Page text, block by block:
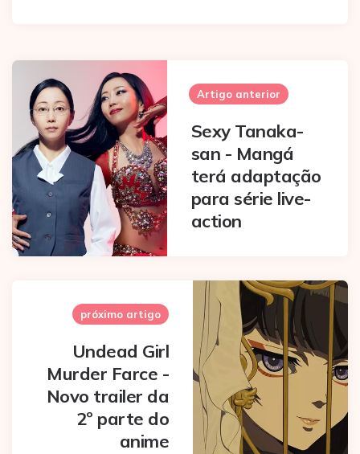
Post
navigation
Artigo anterior
Sexy Tanaka-
san - Mangá
terá adaptação
para série live-
action
próximo artigo
Undead Girl
Murder Farce -
Novo trailer da
2º parte do
anime